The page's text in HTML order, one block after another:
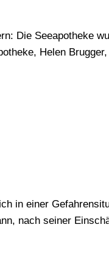
Die Seeapotheke
Helen Brugger,
in einer
nach seiner